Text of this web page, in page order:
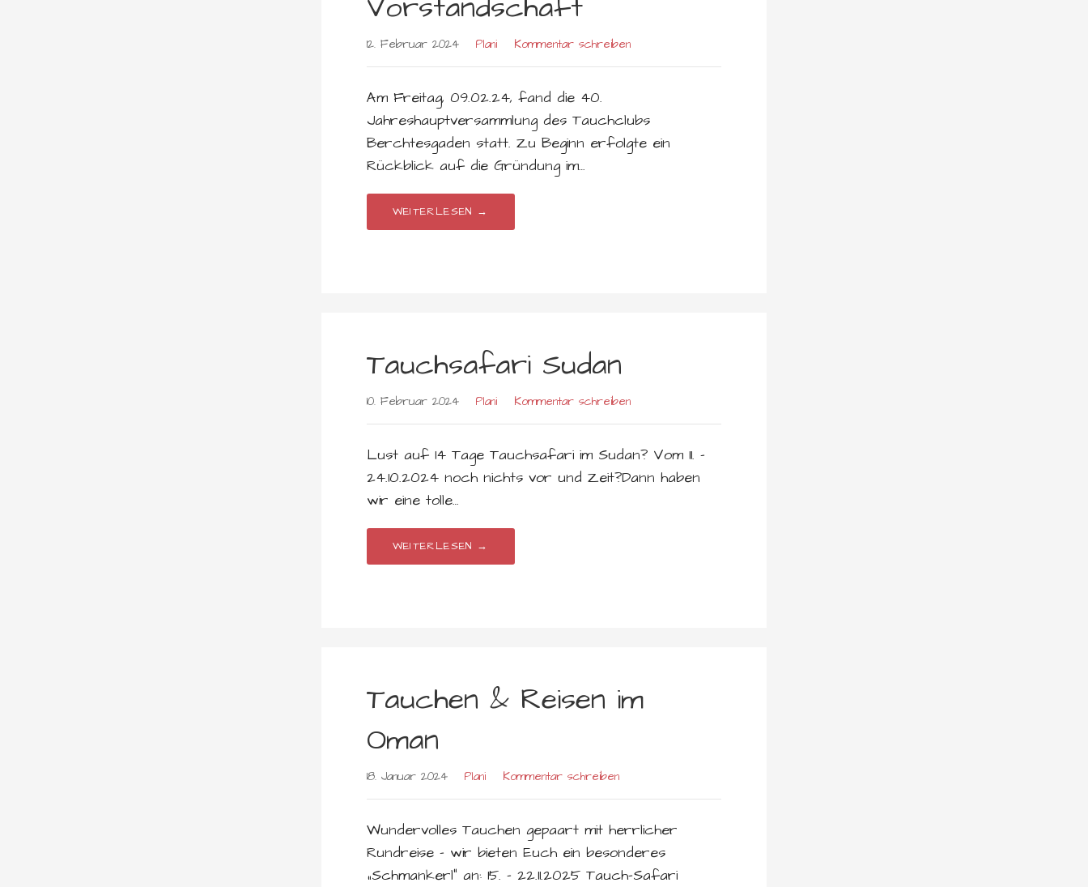
12. Februar 2024 Plani Kommentar schreiben
Am Freitag, 09.02.24, fand die 40.
Jahreshauptversammlung des Tauchclubs
Berchtesgaden statt. Zu Beginn erfolgte ein
Rückblick auf die Gründung im…
WEITERLESEN →
Tauchsafari Sudan
10. Februar 2024 Plani Kommentar schreiben
Lust auf 14 Tage Tauchsafari im Sudan? Vom 11. –
24.10.2024 noch nichts vor und Zeit?Dann haben
wir eine tolle…
WEITERLESEN →
Tauchen & Reisen im
Oman
18. Januar 2024 Plani Kommentar schreiben
Wundervolles Tauchen gepaart mit herrlicher
Rundreise – wir bieten Euch ein besonderes
„Schmankerl“ an: 15. – 22.11.2025 Tauch-Safari